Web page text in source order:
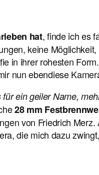
hat, finde ich es
keine
in ihrer rohesten
nun ebendiese
für ein geiler Name,
28 mm
von Friedrich
die mich dazu